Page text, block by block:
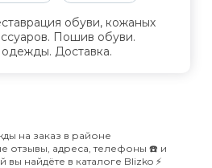
обуви, кожаных
Пошив обуви.
Доставка.
на заказ в районе
отзывы, адреса, телефоны ☎️ и
найдёте в каталоге Blizko ⚡️